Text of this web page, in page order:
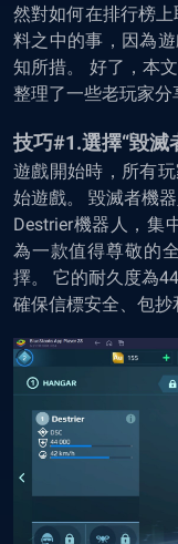
然對如何在排行榜
料之中的事，因為
知所措。 好了，本
整理了一些老玩家分
技巧#1.選擇“毀滅
遊戲開始時，所有
始遊戲。 毀滅者機
Destrier機器人，集
為一款值得尊敬的
擇。 它的耐久度為
確保信標安全、包抄